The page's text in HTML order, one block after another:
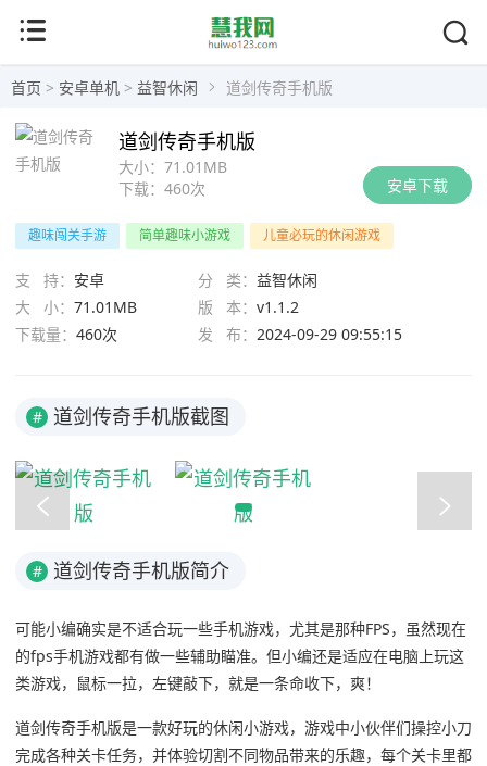
首页 > 安卓单机 > 益智休闲 道剑传奇手机版
安卓下载
大小： 71.01MB
下载： 460次
道剑传奇手机版
趣味闯关手游 简单趣味小游戏 儿童必玩的休闲游戏
支 持： 安卓 分 类： 益智休闲
大 小： 71.01MB 版 本： v1.1.2
下载量： 460次 发 布： 2024-09-29 09:55:15
# 道剑传奇手机版截图
# 道剑传奇手机版简介
可能小编确实是不适合玩一些手机游戏，尤其是那种FPS，虽然现在
的fps手机游戏都有做一些辅助瞄准。但小编还是适应在电脑上玩这
类游戏，鼠标一拉，左键敲下，就是一条命收下，爽！
道剑传奇手机版是一款好玩的休闲小游戏，游戏中小伙伴们操控小刀
完成各种关卡任务，并体验切割不同物品带来的乐趣，每个关卡里都